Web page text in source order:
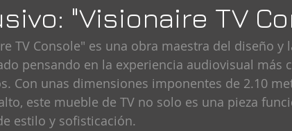
"Visionaire TV
TV Console" es una obra maestra del diseño
pensando en la experiencia audiovisual más
Con unas dimensiones imponentes de 2.10
este mueble de TV no solo es una pieza
estilo y sofisticación.